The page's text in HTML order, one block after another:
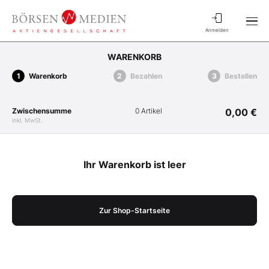
Anmelden
WARENKORB
Warenkorb Bezahlen Bestellen
Zwischensumme
inkl. MwSt.
0 Artikel 0,00 €
Ihr Warenkorb ist leer
Zur Shop-Startseite